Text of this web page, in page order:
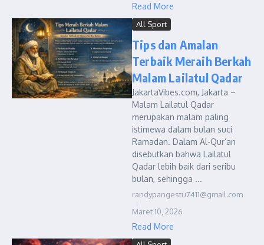
Read More
All Sport
Tips dan Amalan
Terbaik Meraih Berkah
Malam Lailatul Qadar
JakartaVibes.com, Jakarta –
Malam Lailatul Qadar
merupakan malam paling
istimewa dalam bulan suci
Ramadan. Dalam Al-Qur’an
disebutkan bahwa Lailatul
Qadar lebih baik dari seribu
bulan, sehingga ...
randypangestu7411@gmail.com
Maret 10, 2026
Read More